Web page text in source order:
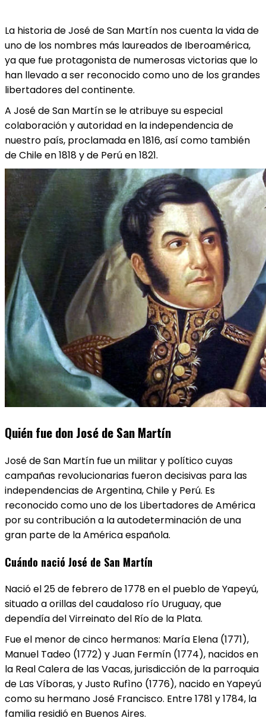
La historia de José de San Martín nos cuenta la vida de
uno de los nombres más laureados de Iberoamérica,
ya que fue protagonista de numerosas victorias que lo
han llevado a ser reconocido como uno de los grandes
libertadores del continente.
A José de San Martín se le atribuye su especial
colaboración y autoridad en la independencia de
nuestro país, proclamada en 1816, así como también
de Chile en 1818 y de Perú en 1821.
Quién fue don José de San Martín
José de San Martín fue un militar y político cuyas
campañas revolucionarias fueron decisivas para las
independencias de Argentina, Chile y Perú. Es
reconocido como uno de los Libertadores de América
por su contribución a la autodeterminación de una
gran parte de la América española.
Cuándo nació José de San Martín
Nació el 25 de febrero de 1778 en el pueblo de Yapeyú,
situado a orillas del caudaloso río Uruguay, que
dependía del Virreinato del Río de la Plata.
Fue el menor de cinco hermanos: María Elena (1771),
Manuel Tadeo (1772) y Juan Fermín (1774), nacidos en
la Real Calera de las Vacas, jurisdicción de la parroquia
de Las Víboras, y Justo Rufìno (1776), nacido en Yapeyú
como su hermano José Francisco. Entre 1781 y 1784, la
familia residió en Buenos Aires.